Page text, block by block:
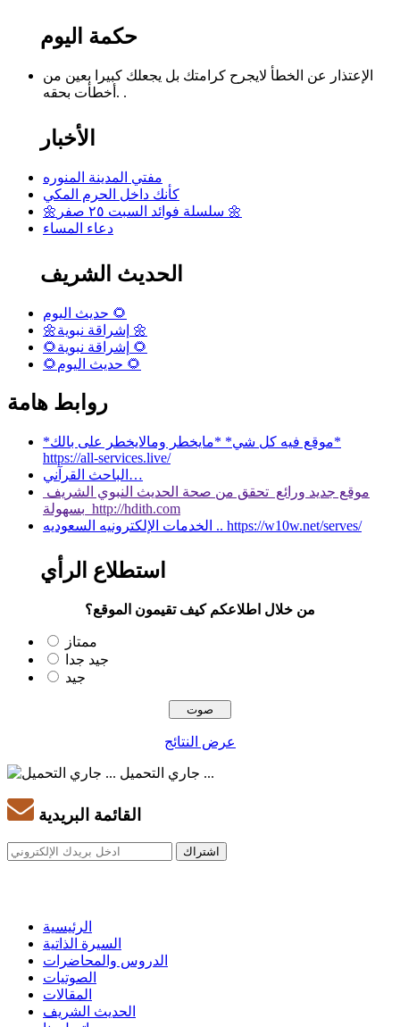
حكمة اليوم
الإعتذار عن الخطأ لايجرح كرامتك بل يجعلك كبيرا بعين من
أخطأت بحقه. .
الأخبار
مفتي المدينة المنوره
كأنك داخل الحرم المكي
🌼سلسلة فوائد السبت ٢٥ صفر 🌼
دعاء المساء
الحديث الشريف
حديث اليوم 🌻
🌼إشراقة نبوية 🌼
🌻إشراقة نبوية 🌻
🌻حديث اليوم 🌻
روابط هامة
*موقع فيه كل شي* *مايخطر ومالايخطر على بالك*
https://all-services.live/
الباحث القرآني…
موقع جديد ورائع تحقق من صحة الحديث النبوي الشريف
بسهولة http://hdith.com
الخدمات الإلكترونيه السعوديه .. https://w10w.net/serves/
استطلاع الرأي
من خلال اطلاعكم كيف تقيمون الموقع؟
ممتاز
جيد جدا
جيد
عرض النتائج
جاري التحميل ...
القائمة البريدية
الرئيسية
السيرة الذاتية
الدروس والمحاضرات
الصوتيات
المقالات
الحديث الشريف